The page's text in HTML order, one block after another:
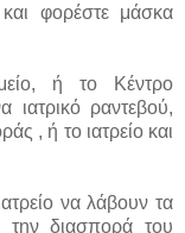
φορέστε μάσκα
ή το Κέντρο
ιατρικό ραντεβού,
, ή το ιατρείο και
να λάβουν τα
την διασπορά του